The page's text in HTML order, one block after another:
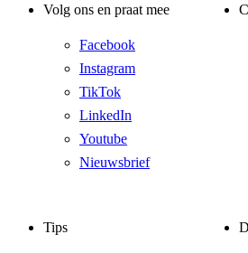
Volg ons en praat mee
Facebook
Instagram
TikTok
LinkedIn
Youtube
Nieuwsbrief
Tips